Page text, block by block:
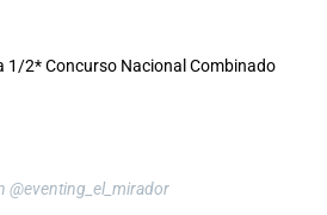
1/2* Concurso Nacional Combinado
@eventing_el_mirador